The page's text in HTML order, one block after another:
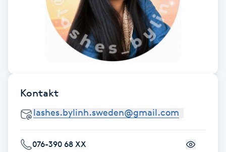
Fransk manikyr
Fransrengöring
Friskvård
Friskvårdsmassage
Kontakt
076-390 68 XX